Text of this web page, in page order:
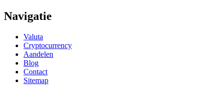
Navigatie
Valuta
Cryptocurrency
Aandelen
Blog
Contact
Sitemap